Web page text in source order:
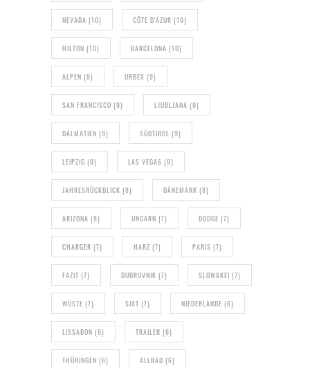
NEVADA (10) CÔTE D'AZUR (10)
HILTON (10) BARCELONA (10)
ALPEN (9) URBEX (9)
SAN FRANCISCO (9) LJUBLJANA (9)
DALMATIEN (9) SÜDTIROL (9)
LEIPZIG (9) LAS VEGAS (9)
JAHRESRÜCKBLICK (8) DÄNEMARK (8)
ARIZONA (8) UNGARN (7) DODGE (7)
CHARGER (7) HARZ (7) PARIS (7)
FAZIT (7) DUBROVNIK (7) SLOWAKEI (7)
WÜSTE (7) SIXT (7) NIEDERLANDE (6)
LISSABON (6) TRAILER (6)
THÜRINGEN (6) ALLRAD (6)